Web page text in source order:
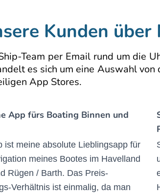
Kunden über
Team per Email rund um die
es sich um eine Auswahl
App Stores.
App fürs Boating Binnen und
ist meine absolute Lieblingsapp für
meines Bootes im Havelland
Rügen / Barth. Das Preis-
Verhältnis ist einmalig, da man